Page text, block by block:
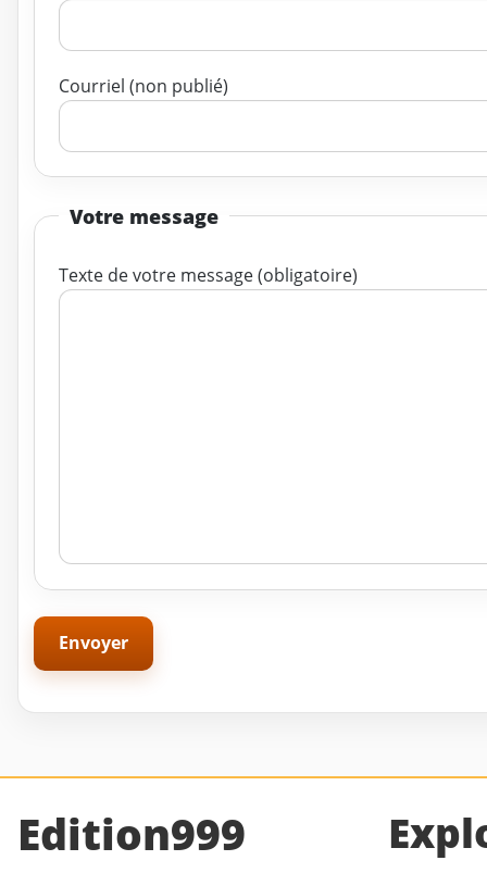
Courriel (non publié)
Votre message
Texte de votre message (obligatoire)
Edition999